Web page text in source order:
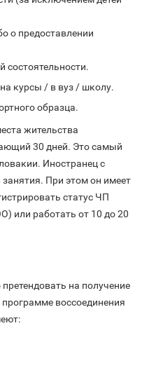
о предоставлении
состоятельности.
курсы / в вуз / школу.
образца.
жительства
30 дней. Это самый
Иностранец с
При этом он имеет
статус ЧП
или работать от 10 до 20
на получение
воссоединения